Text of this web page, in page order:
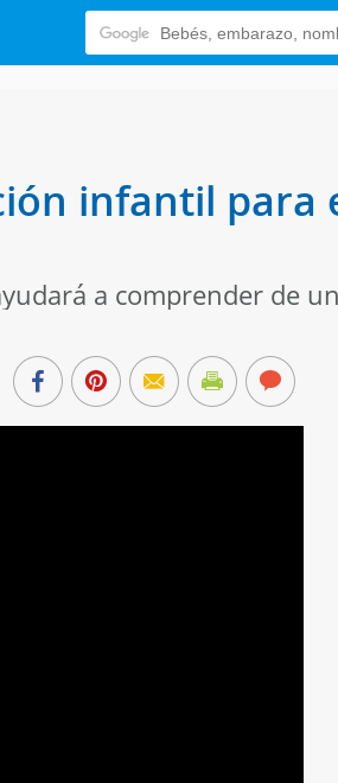
infantil
a comprender de